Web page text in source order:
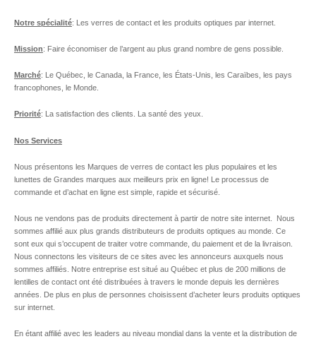
Notre spécialité: Les verres de contact et les produits optiques par internet.
Mission: Faire économiser de l’argent au plus grand nombre de gens possible.
Marché: Le Québec, le Canada, la France, les États-Unis, les Caraïbes, les pays
francophones, le Monde.
Priorité: La satisfaction des clients. La santé des yeux.
Nos Services
Nous présentons les Marques de verres de contact les plus populaires et les
lunettes de Grandes marques aux meilleurs prix en ligne! Le processus de
commande et d’achat en ligne est simple, rapide et sécurisé.
Nous ne vendons pas de produits directement à partir de notre site internet. Nous
sommes affilié aux plus grands distributeurs de produits optiques au monde. Ce
sont eux qui s’occupent de traiter votre commande, du paiement et de la livraison.
Nous connectons les visiteurs de ce sites avec les annonceurs auxquels nous
sommes affiliés. Notre entreprise est situé au Québec et plus de 200 millions de
lentilles de contact ont été distribuées à travers le monde depuis les dernières
années. De plus en plus de personnes choisissent d’acheter leurs produits optiques
sur internet.
En étant affilié avec les leaders au niveau mondial dans la vente et la distribution de